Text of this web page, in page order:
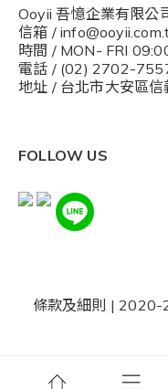
Ooyii 吾憶企業有限
信箱 /
時間 / MON- FRI
電話 / (02) 2702-
地址 / 台北市大安區
FOLLOW US
條款及細則 | 2020-